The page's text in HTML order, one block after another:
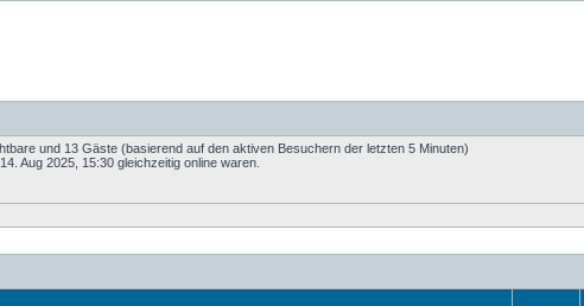
und 13 Gäste (basierend auf den aktiven Besuchern der letzten 5 Minuten)
Aug 2025, 15:30 gleichzeitig online waren.